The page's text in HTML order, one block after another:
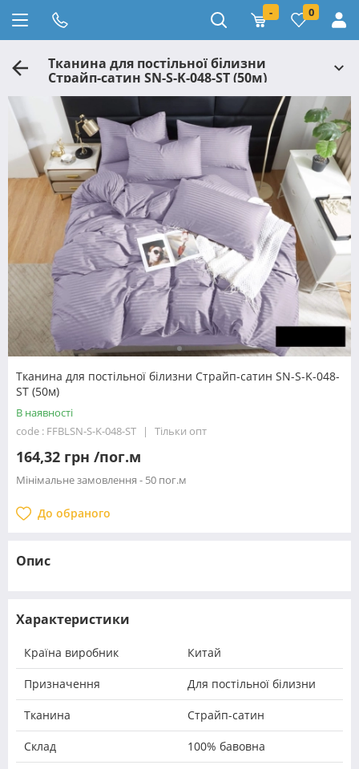
- 0
Тканина для постільної білизни
Страйп-сатин SN-S-K-048-ST (50м)
Тканина для постільної білизни Страйп-сатин SN-S-K-048-
ST (50м)
В наявності
code : FFBLSN-S-K-048-ST
Тільки опт
164,32 грн /пог.м
Мінімальне замовлення - 50 пог.м
До обраного
Опис
Характеристики
Країна виробник Китай
Призначення Для постільної білизни
Тканина Страйп-сатин
Склад 100% бавовна